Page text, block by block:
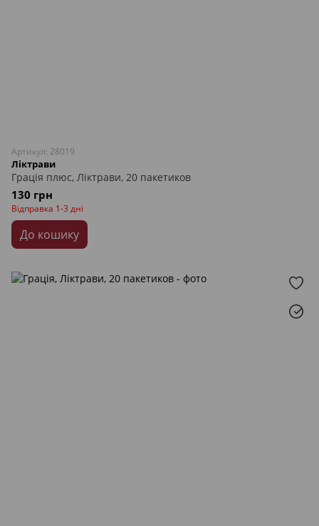
Артикул: 28019
Ліктрави
Грація плюс, Ліктрави, 20 пакетиков
130 грн
Відправка 1-3 дні
До кошику